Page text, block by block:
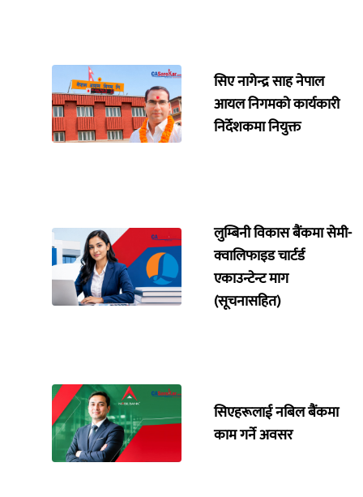
सिए नागेन्द्र साह नेपाल
आयल निगमको कार्यकारी
निर्देशकमा नियुक्त
लुम्बिनी विकास बैंकमा सेमी-
क्वालिफाइड चार्टर्ड
एकाउन्टेन्ट माग
(सूचनासहित)
सिएहरूलाई नबिल बैंकमा
काम गर्ने अवसर